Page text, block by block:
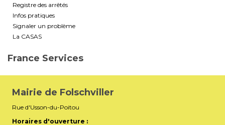
Registre des arrêtés
Infos pratiques
Signaler un problème
La CASAS
France Services
Mairie de Folschviller
Rue d'Usson-du-Poitou
Horaires d'ouverture :